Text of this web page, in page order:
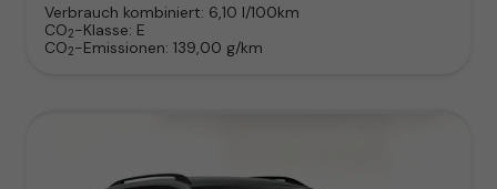
Verbrauch kombiniert: 6,10 l/100km
CO2-Klasse: E
CO2-Emissionen: 139,00 g/km